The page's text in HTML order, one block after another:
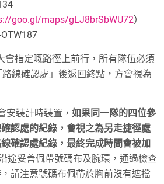
goo.gl/maps/gLJ8brSbWU72）
會指定嘅路徑上前行，所有隊伍必須
線確認處」後返回終點，方會視為
安裝計時裝置，如果同一隊的四位參
認處的紀錄，會視之為另走捷徑處
確認處紀錄，最終完成時間會被加
途妥善佩帶號碼布及腕環，通過檢查
請注意號碼布佩帶於胸前沒有遮擋